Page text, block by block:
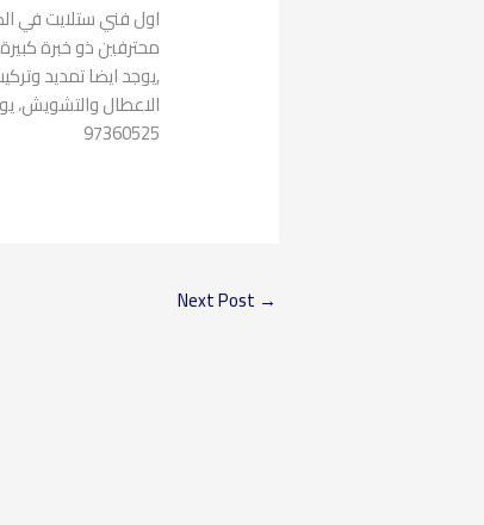
اول فني ستلايت في
محترفين ذو خبرة
,يوجد ايضا تمديد
الاعطال والتشويش،
97360525
Next Post →